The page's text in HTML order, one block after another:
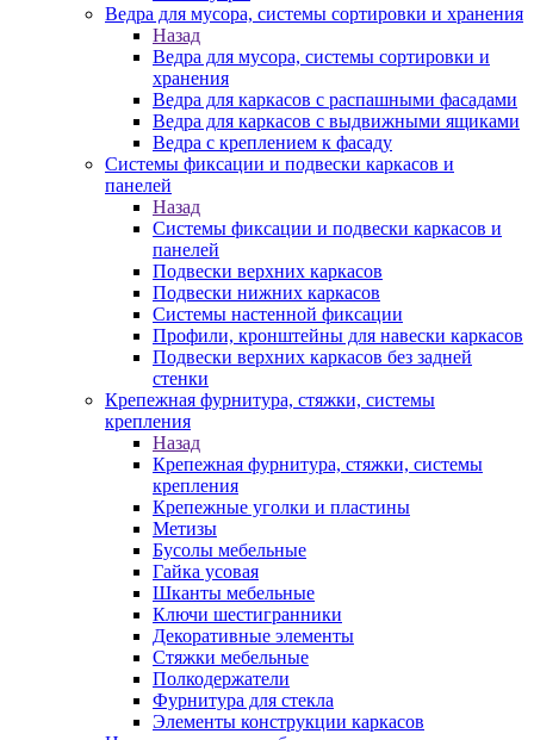
Ведра для мусора, системы сортировки и хранения
Назад
Ведра для мусора, системы сортировки и
хранения
Ведра для каркасов с распашными фасадами
Ведра для каркасов с выдвижными ящиками
Ведра с креплением к фасаду
Системы фиксации и подвески каркасов и
панелей
Назад
Системы фиксации и подвески каркасов и
панелей
Подвески верхних каркасов
Подвески нижних каркасов
Системы настенной фиксации
Профили, кронштейны для навески каркасов
Подвески верхних каркасов без задней
стенки
Крепежная фурнитура, стяжки, системы
крепления
Назад
Крепежная фурнитура, стяжки, системы
крепления
Крепежные уголки и пластины
Метизы
Бусолы мебельные
Гайка усовая
Шканты мебельные
Ключи шестигранники
Декоративные элементы
Стяжки мебельные
Полкодержатели
Фурнитура для стекла
Элементы конструкции каркасов